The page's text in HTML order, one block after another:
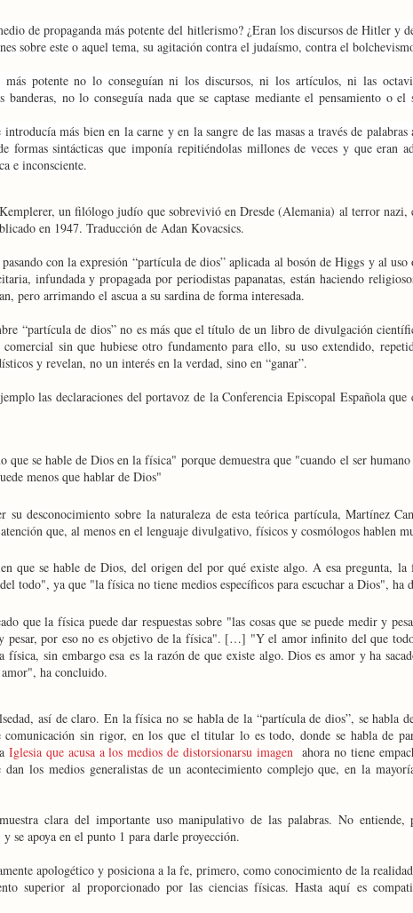
de propaganda más potente del hitlerismo? ¿Eran los discursos de Hitler y
sobre este o aquel tema, su agitación contra el judaísmo, contra el
potente no lo conseguían ni los discursos, ni los artículos, ni las
banderas, no lo conseguía nada que se captase mediante el pensamiento o el
más bien en la carne y en la sangre de las masas a través de palabras
formas sintácticas que imponía repitiéndolas millones de veces y que eran
e inconsciente.
un filólogo judío que sobrevivió en Dresde (Alemania) al terror nazi,
en 1947. Traducción de Adan Kovacsics.
con la expresión “partícula de dios” aplicada al bosón de Higgs y al
infundada y propagada por periodistas papanatas, están haciendo
pero arrimando el ascua a su sardina de forma interesada.
“partícula de dios” no es más que el título de un libro de divulgación
sin que hubiese otro fundamento para ello, su uso extendido,
y revelan, no un interés en la verdad, sino en “ganar”.
las declaraciones del portavoz de la Conferencia Episcopal Española
que se hable de Dios en la física" porque demuestra que "cuando el ser
menos que hablar de Dios"
su desconocimiento sobre la naturaleza de esta teórica partícula, Martínez
que, al menos en el lenguaje divulgativo, físicos y cosmólogos hablen
que se hable de Dios, del origen del por qué existe algo. A esa pregunta, la
todo", ya que "la física no tiene medios específicos para escuchar a Dios", ha
que la física puede dar respuestas sobre "las cosas que se puede medir y
pesar, por eso no es objetivo de la física". […] "Y el amor infinito del que
física, sin embargo esa es la razón de que existe algo. Dios es amor y ha
amor", ha concluido.
así de claro. En la física no se habla de la “partícula de dios”, se habla
comunicación sin rigor, en los que el titular lo es todo, donde se habla de
Iglesia que acusa a los medios de distorsionarsu imagen ahora no tiene
los medios generalistas de un acontecimiento complejo que, en la
clara del importante uso manipulativo de las palabras. No entiende,
se apoya en el punto 1 para darle proyección.
apologético y posiciona a la fe, primero, como conocimiento de la
superior al proporcionado por las ciencias físicas. Hasta aquí es